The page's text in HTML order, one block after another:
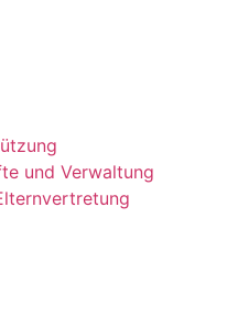
und Verwaltung